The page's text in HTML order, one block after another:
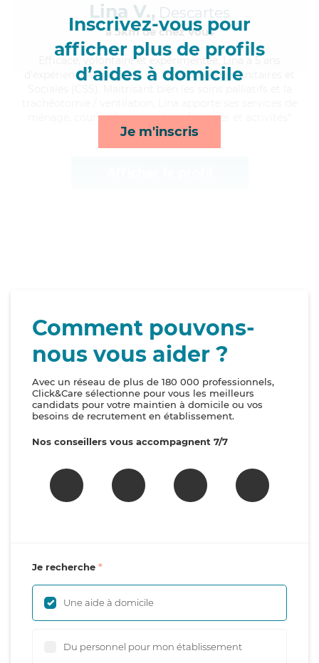
Inscrivez-vous pour
afficher plus de profils
d’aides à domicile
Je m'inscris
Lina V., Descartes
à 5km de chez Vous
, volontaire et expérimentée, Lina a 5 ans
d'expérience et possède un BEP Carrières Sanitaires et
ménage, courses/livraison, lever/coucher et activités*
Comment pouvons-
nous vous aider ?
Avec un réseau de plus de 180 000 professionnels,
Click&Care sélectionne pour vous les meilleurs
candidats pour votre maintien à domicile ou vos
besoins de recrutement en établissement.
Nos conseillers vous accompagnent 7/7
Je recherche
Une aide à domicile
Du personnel pour mon établissement